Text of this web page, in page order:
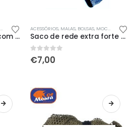
Saco de rede 100cm com arco
ACESSÓRIOS, MALAS, BOLSAS, MOCHILAS & SACOS
Saco de rede extra forte 90cm
0out of 5
€7,00